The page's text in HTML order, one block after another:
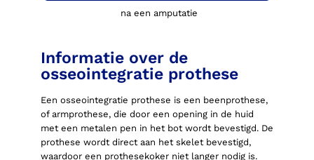
na een amputatie
Informatie over de
osseointegratie prothese
Een osseointegratie prothese is een beenprothese,
of armprothese, die door een opening in de huid
met een metalen pen in het bot wordt bevestigd. De
prothese wordt direct aan het skelet bevestigd,
waardoor een prothesekoker niet langer nodig is.